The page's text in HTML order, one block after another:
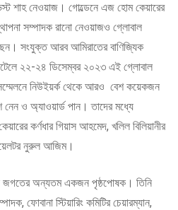
শাহ নেওয়াজ। গোল্ডেনে এজ হোম কেয়ারের
সম্পাদক রানো নেওয়াজও গ্লোবাল
সংযুক্ত আরব আমিরাতের বাণিজ্যিক
২২-২৪ ডিসেম্বর ২০২৩ এই গ্লোবাল
নিউইয়র্ক থেকে আরও বেশ কয়েকজন
নেন ও অ্যাওয়ার্ড পান। তাদের মধ্যে
কর্ণধার গিয়াস আহমেদ, খলিল বিলিয়ানীর
নুরুল আজিম।
জগতের অন্যতম একজন পৃষ্ঠপোষক। তিনি
ফোবানা স্টিয়ারিং কমিটির চেয়ারম্যান,